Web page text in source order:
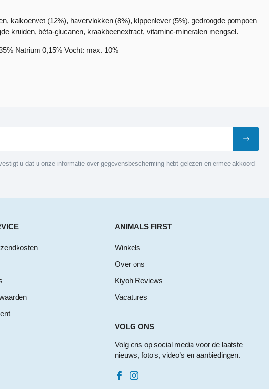
kalkoenvet (12%), havervlokken (8%), kippenlever (5%), gedroogde pompoen
kruiden, bèta-glucanen, kraakbeenextract, vitamine-mineralen mengsel.
Natrium 0,15% Vocht: max. 10%
u dat u onze informatie over gegevensbescherming hebt gelezen en ermee akkoord
ANIMALS FIRST
Winkels
Over ons
Kiyoh Reviews
Vacatures
VOLG ONS
Volg ons op social media voor de laatste
nieuws, foto’s, video’s en aanbiedingen.